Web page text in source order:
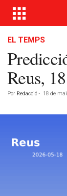
EL TEMPS
Reus,
Por Redacció - 18 de